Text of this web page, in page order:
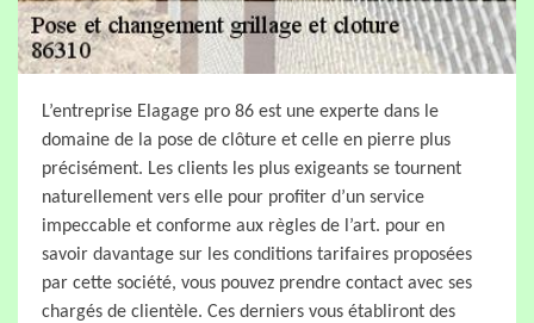
L’entreprise Elagage pro 86 est une experte dans le
domaine de la pose de clôture et celle en pierre plus
précisément. Les clients les plus exigeants se tournent
naturellement vers elle pour profiter d’un service
impeccable et conforme aux règles de l’art. pour en
savoir davantage sur les conditions tarifaires proposées
par cette société, vous pouvez prendre contact avec ses
chargés de clientèle. Ces derniers vous établiront des